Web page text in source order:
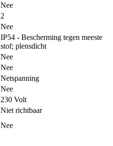
Nee
2
Nee
IP54 - Bescherming tegen meeste
stof; plensdicht
Nee
Nee
Netspanning
Nee
230 Volt
Niet richtbaar
Nee